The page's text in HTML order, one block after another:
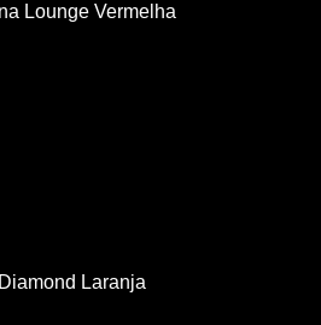
Lounge Vermelha
Diamond Laranja